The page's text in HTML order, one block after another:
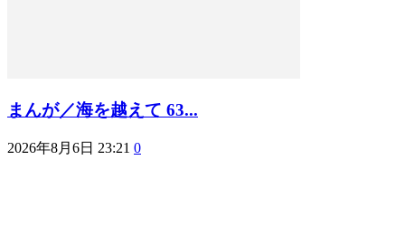
まんが／海を越えて 63...
2026年8月6日 23:21 0